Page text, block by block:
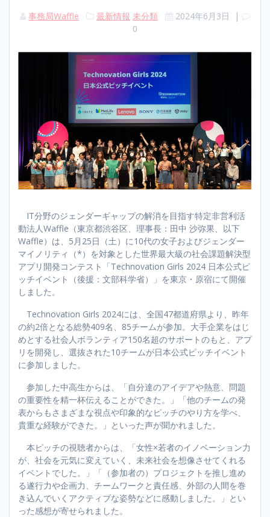
事務局Waffle 最新情報 未分類 2024年6月3日
|
0
IT分野のジェンダーギャップの解消を目指す特定非営利活
動法人Waffle（東京都渋谷区、理事長：田中 沙弥果、以下
Waffle）は、5月25日（土）に10代の女子およびジェンダー
マイノリティ（*）を対象とした世界最大級の社会課題解決型
アプリ開発コンテスト「Technovation Girls 2024 日本公式ピ
ッチイベント（後援：文部科学省）」を東京・原宿にて開催
しました。
Technovation Girls 2024には、全国47都道府県より、昨年
の約2倍となる総勢409名、85チームが参加。大手企業をはじ
めとする社会人ボランティア150名超のサポートのもと、アプ
リを開発し、選抜された10チームが日本公式ピッチイベント
に参加しました。
参加した中高生からは、「自分達のアイデアや熱意、問題
の重要性を精一杯伝えることができた。」「他のチームの発
表からもさまざまな視点や印象的なピッチのやり方を学べ、
貴重な経験ができた。」といった声が聞かれました。
本ピッチの視聴者からは、「女性×若者のイノベーション力
が、社会を元気に変えていく、未来社会を想像させてくれる
イベントでした。」「（参加者の）プロジェクトを推し進め
る遂行力や企画力、チームワークと責任感、外部の人間を巻
き込んでいくアクティブな姿勢などに感動しました。」とい
った感想が寄せられました。